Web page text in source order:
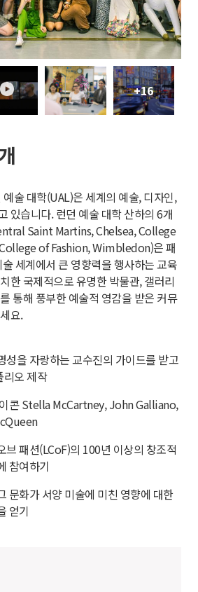
play +16
술 대학(UAL)은 세계의 예술, 디자인,
있습니다. 런던 예술 대학 산하의 6개
Saint Martins, Chelsea, College
of Fashion, Wimbledon)은 패
세계에서 큰 영향력을 행사하는 교육
한 국제적으로 유명한 박물관, 갤러리
통해 풍부한 예술적 영감을 받은 커뮤
요.
성을 자랑하는 교수진의 가이드를 받고
리오 제작
콘 Stella McCartney, John Galliano,
브 패션(LCoF)의 100년 이상의 창조적
참여하기
문화가 서양 미술에 미친 영향에 대한
얻기